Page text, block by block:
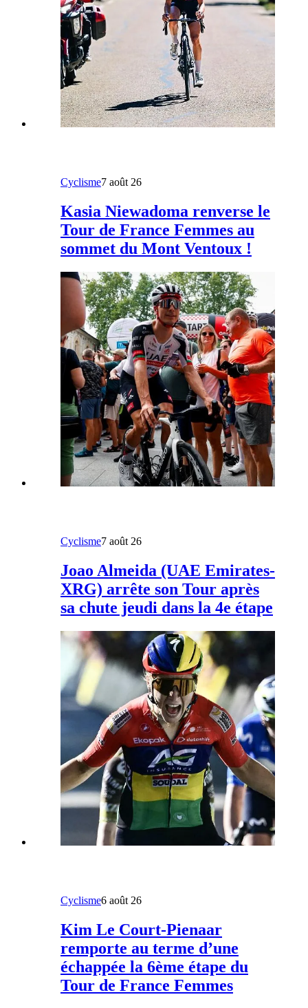
Cyclisme7 août 26
Kasia Niewadoma renverse le
Tour de France Femmes au
sommet du Mont Ventoux !
Cyclisme7 août 26
Joao Almeida (UAE Emirates-
XRG) arrête son Tour après
sa chute jeudi dans la 4e étape
Cyclisme6 août 26
Kim Le Court-Pienaar
remporte au terme d’une
échappée la 6ème étape du
Tour de France Femmes